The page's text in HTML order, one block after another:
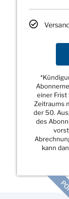
einer Frist
Zeitraums
der 50.
des
kann